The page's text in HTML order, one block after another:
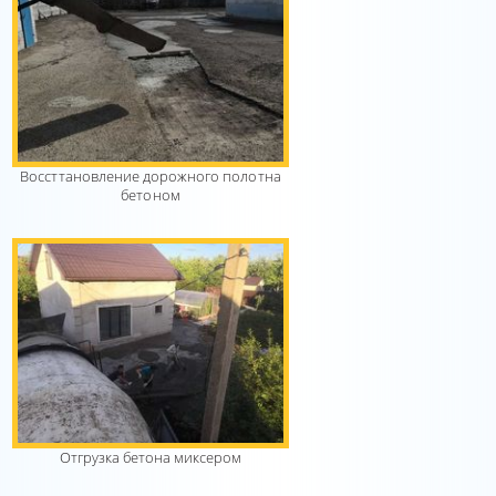
Воссттановление дорожного полотна
бетоном
Отгрузка бетона миксером